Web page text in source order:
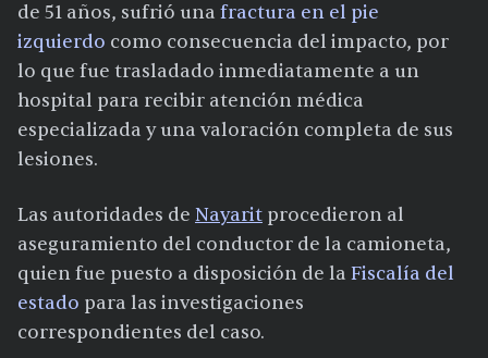
de 51 años, sufrió una fractura en el pie
izquierdo como consecuencia del impacto, por
lo que fue trasladado inmediatamente a un
hospital para recibir atención médica
especializada y una valoración completa de sus
lesiones.
Las autoridades de Nayarit procedieron al
aseguramiento del conductor de la camioneta,
quien fue puesto a disposición de la Fiscalía del
estado para las investigaciones
correspondientes del caso.